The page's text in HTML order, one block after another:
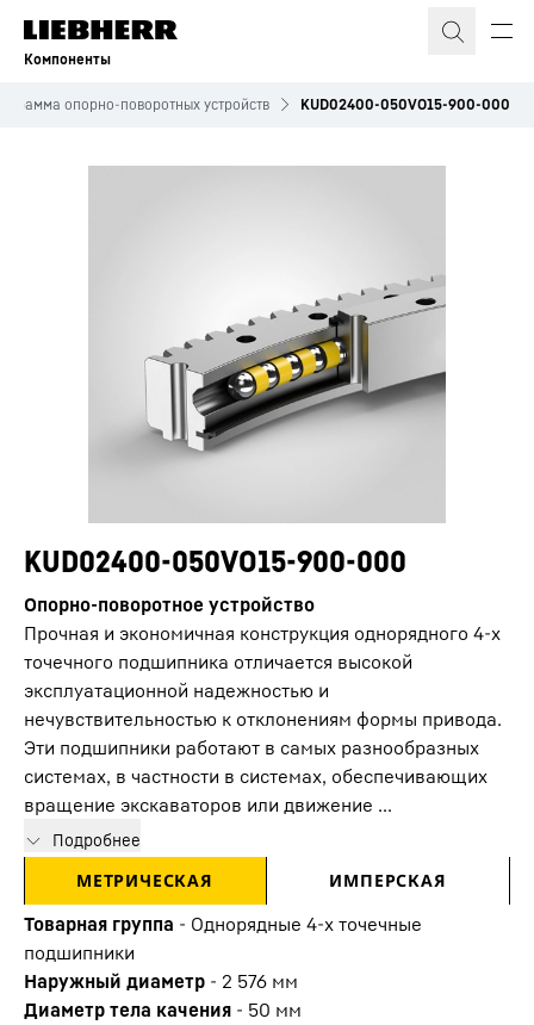
Компоненты
опорно-поворотных устройств KUD02400-050VO15-900-000
KUD02400-050VO15-900-000
Опорно-поворотное устройство
Прочная и экономичная конструкция однорядного 4-х
точечного подшипника отличается высокой
эксплуатационной надежностью и
нечувствительностью к отклонениям формы привода.
Эти подшипники работают в самых разнообразных
системах, в частности в системах, обеспечивающих
вращение экскаваторов или движение ...
Подробнее
МЕТРИЧЕСКАЯ ИМПЕРСКАЯ
Товарная группа - Oднорядные 4-х точечные
подшипники
Наружный диаметр - 2 576 мм
Диаметр тела качения - 50 мм